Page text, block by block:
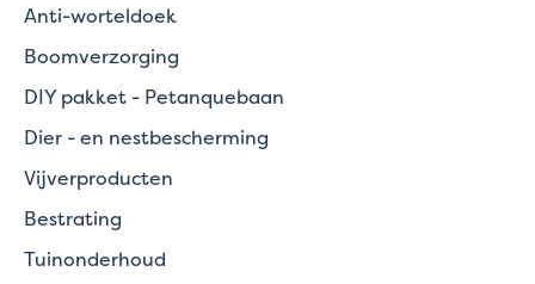
Anti-worteldoek
Boomverzorging
DIY pakket - Petanquebaan
Dier - en nestbescherming
Vijverproducten
Bestrating
Tuinonderhoud